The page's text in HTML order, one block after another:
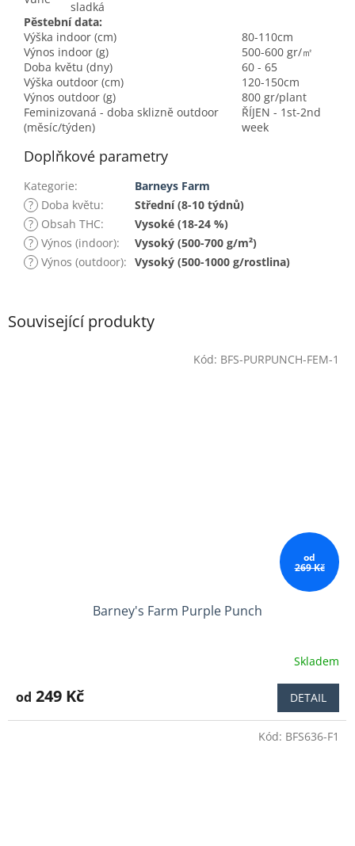
Související produkty
od
269 Kč
Barney's Farm Purple Punch
produktu
3,8
Skladem
od 249 Kč DETAIL
Kód: BFS-PURPUNCH-FEM-1
Kód: BFS636-F1
sladká
Pěstební data:
Výška indoor (cm)
80-110cm
Výnos indoor (g)
500-600 gr/㎡
Doba květu (dny)
60 - 65
Výška outdoor (cm)
120-150cm
Výnos outdoor (g)
800 gr/plant
Feminizovaná - doba sklizně outdoor
(měsíc/týden)
ŘÍJEN - 1st-2nd
week
Doplňkové parametry
Kategorie:
Barneys Farm
? Doba květu:
Střední (8-10 týdnů)
? Obsah THC:
Vysoké (18-24 %)
? Výnos (indoor):
Vysoký (500-700 g/m²)
? Výnos (outdoor): Vysoký (500-1000 g/rostlina)